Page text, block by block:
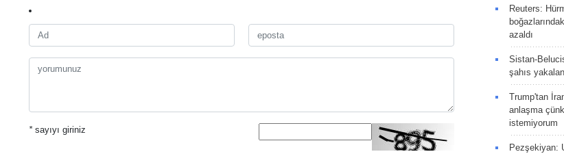
*sayıyı giriniz
Reuters:
azaldı
Sistan-
şahıs
Trump'tan
anlaşma
istemiyorum
Pezşekiyan: